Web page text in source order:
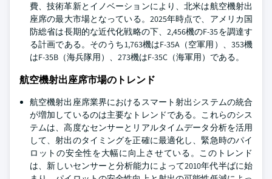
費、技術革新とイノベーションにより、北米は航空機射出
座席の最大市場となっている。2025年時点で、アメリカ国
防総省は長期的な近代化戦略の下、2,456機のF-35を調達す
る計画である。そのうち1,763機はF-35A（空軍用）、353機
はF-35B（海兵隊用）、273機はF-35C（海軍用）である。
航空機射出座席市場のトレンド
航空機射出座席業界におけるスマート射出システムの統合
が増加しているのは主要なトレンドである。これらのシス
テムは、高度なセンサーとリアルタイムデータ分析を活用
して、射出のタイミングを正確に最適化し、緊急時のパイ
ロットの安全性を大幅に向上させている。このトレンド
は、新しいセンサーと分析能力によって2010年代半ばに始